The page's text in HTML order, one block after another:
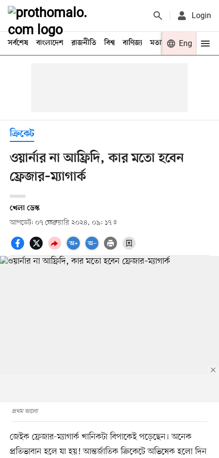
Login
সর্বশেষ বাংলাদেশ রাজনীতি বিশ্ব বাণিজ্য মতামত খেলা
Eng
ক্রিকেট
ওয়ার্নার না আফ্রিদি, কার মতো হবেন
ফ্রেজার–ম্যাগার্ক
খেলা ডেস্ক
আপডেট: ০৭ ফেব্রুয়ারি ২০২৪, ০৯: ১৭
প্রথম আলো
জেইক ফ্রেজার-ম্যাগার্ক খানিকটা বিপাকেই পড়েছেন। অনেক
প্রতিভাবান হলে যা হয়! আন্তর্জাতিক ক্রিকেটে অভিষেক হলো দিন